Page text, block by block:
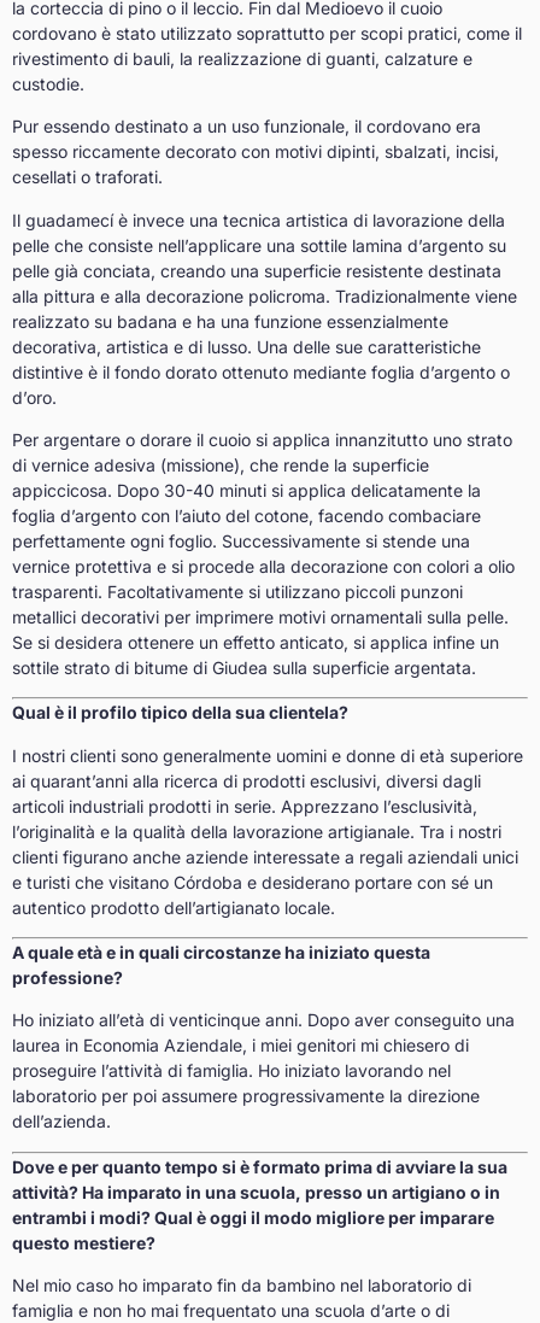
la corteccia di pino o il leccio. Fin dal Medioevo il cuoio
cordovano è stato utilizzato soprattutto per scopi pratici, come il
rivestimento di bauli, la realizzazione di guanti, calzature e
custodie.
Pur essendo destinato a un uso funzionale, il cordovano era
spesso riccamente decorato con motivi dipinti, sbalzati, incisi,
cesellati o traforati.
Il guadamecí è invece una tecnica artistica di lavorazione della
pelle che consiste nell’applicare una sottile lamina d’argento su
pelle già conciata, creando una superficie resistente destinata
alla pittura e alla decorazione policroma. Tradizionalmente viene
realizzato su badana e ha una funzione essenzialmente
decorativa, artistica e di lusso. Una delle sue caratteristiche
distintive è il fondo dorato ottenuto mediante foglia d’argento o
d’oro.
Per argentare o dorare il cuoio si applica innanzitutto uno strato
di vernice adesiva (missione), che rende la superficie
appiccicosa. Dopo 30-40 minuti si applica delicatamente la
foglia d’argento con l’aiuto del cotone, facendo combaciare
perfettamente ogni foglio. Successivamente si stende una
vernice protettiva e si procede alla decorazione con colori a olio
trasparenti. Facoltativamente si utilizzano piccoli punzoni
metallici decorativi per imprimere motivi ornamentali sulla pelle.
Se si desidera ottenere un effetto anticato, si applica infine un
sottile strato di bitume di Giudea sulla superficie argentata.
Qual è il profilo tipico della sua clientela?
I nostri clienti sono generalmente uomini e donne di età superiore
ai quarant’anni alla ricerca di prodotti esclusivi, diversi dagli
articoli industriali prodotti in serie. Apprezzano l’esclusività,
l’originalità e la qualità della lavorazione artigianale. Tra i nostri
clienti figurano anche aziende interessate a regali aziendali unici
e turisti che visitano Córdoba e desiderano portare con sé un
autentico prodotto dell’artigianato locale.
A quale età e in quali circostanze ha iniziato questa
professione?
Ho iniziato all’età di venticinque anni. Dopo aver conseguito una
laurea in Economia Aziendale, i miei genitori mi chiesero di
proseguire l’attività di famiglia. Ho iniziato lavorando nel
laboratorio per poi assumere progressivamente la direzione
dell’azienda.
Dove e per quanto tempo si è formato prima di avviare la sua
attività? Ha imparato in una scuola, presso un artigiano o in
entrambi i modi? Qual è oggi il modo migliore per imparare
questo mestiere?
Nel mio caso ho imparato fin da bambino nel laboratorio di
famiglia e non ho mai frequentato una scuola d’arte o di